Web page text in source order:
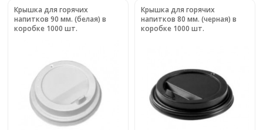
Крышка для горячих
напитков 90 мм. (белая) в
коробке 1000 шт.
Крышка для горячих
напитков 80 мм. (черная) в
коробке 1000 шт.